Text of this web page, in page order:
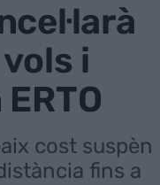
i
cost suspèn
fins a